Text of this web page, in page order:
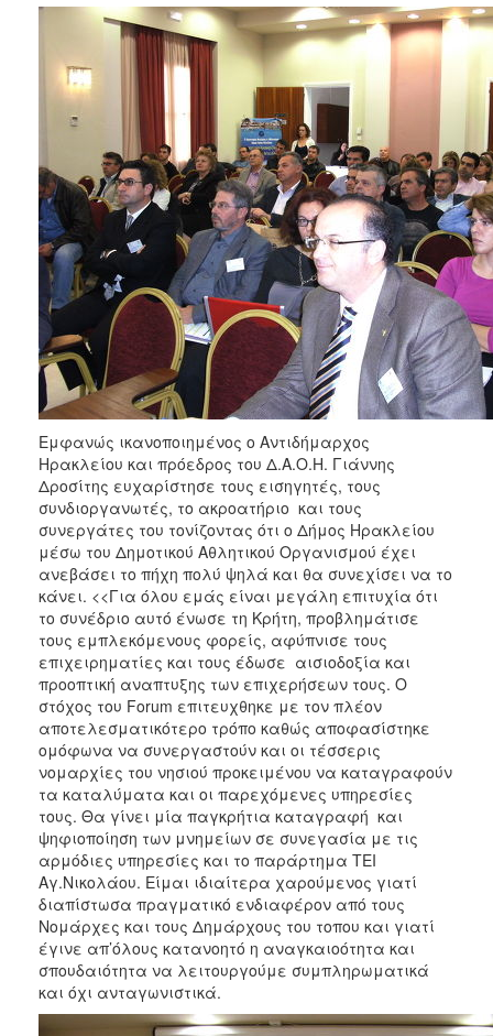
Εμφανώς ικανοποιημένος ο Αντιδήμαρχος
Ηρακλείου και πρόεδρος του Δ.Α.Ο.Η. Γιάννης
Δροσίτης ευχαρίστησε τους εισηγητές, τους
συνδιοργανωτές, το ακροατήριο και τους
συνεργάτες του τονίζοντας ότι ο Δήμος Ηρακλείου
μέσω του Δημοτικού Αθλητικού Οργανισμού έχει
ανεβάσει το πήχη πολύ ψηλά και θα συνεχίσει να το
κάνει. <<Για όλου εμάς είναι μεγάλη επιτυχία ότι
το συνέδριο αυτό ένωσε τη Κρήτη, προβλημάτισε
τους εμπλεκόμενους φορείς, αφύπνισε τους
επιχειρηματίες και τους έδωσε αισιοδοξία και
προοπτική αναπτυξης των επιχερήσεων τους. Ο
στόχος του Forum επιτευχθηκε με τον πλέον
αποτελεσματικότερο τρόπο καθώς αποφασίστηκε
ομόφωνα να συνεργαστούν και οι τέσσερις
νομαρχίες του νησιού προκειμένου να καταγραφούν
τα καταλύματα και οι παρεχόμενες υπηρεσίες
τους. Θα γίνει μία παγκρήτια καταγραφή και
ψηφιοποίηση των μνημείων σε συνεγασία με τις
αρμόδιες υπηρεσίες και το παράρτημα ΤΕΙ
Αγ.Νικολάου. Είμαι ιδιαίτερα χαρούμενος γιατί
διαπίστωσα πραγματικό ενδιαφέρον από τους
Νομάρχες και τους Δημάρχους του τοπου και γιατί
έγινε απ’όλους κατανοητό η αναγκαιοότητα και
σπουδαιότητα να λειτουργούμε συμπληρωματικά
και όχι ανταγωνιστικά.